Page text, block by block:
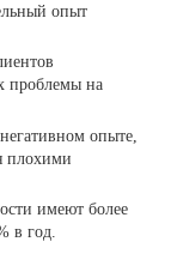
опыт
проблемы на
опыте,
плохими
имеют более
в год.